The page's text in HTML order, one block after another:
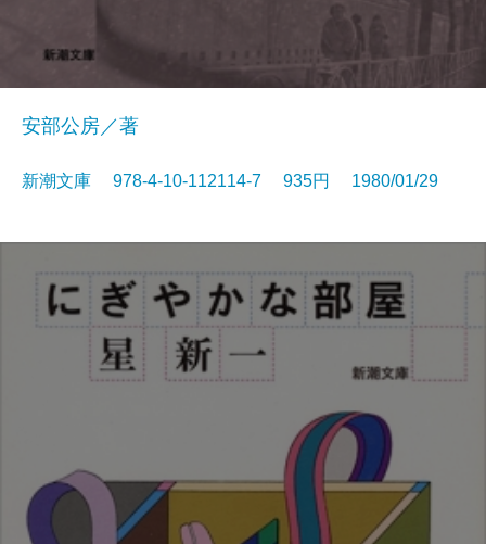
安部公房／著
新潮文庫 978-4-10-112114-7 935円 1980/01/29